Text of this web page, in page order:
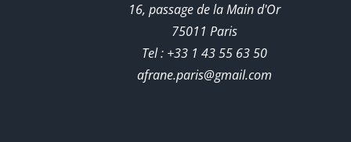
16, passage de la Main d'Or
75011 Paris
Tel : +33 1 43 55 63 50
afrane.paris@gmail.com